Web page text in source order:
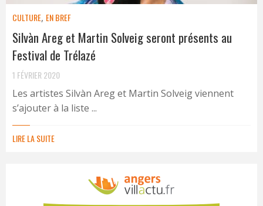
CULTURE, EN BREF
Silvàn Areg et Martin Solveig seront présents au
Festival de Trélazé
1 FÉVRIER 2020
Les artistes Silvàn Areg et Martin Solveig viennent
s’ajouter à la liste ...
LIRE LA SUITE